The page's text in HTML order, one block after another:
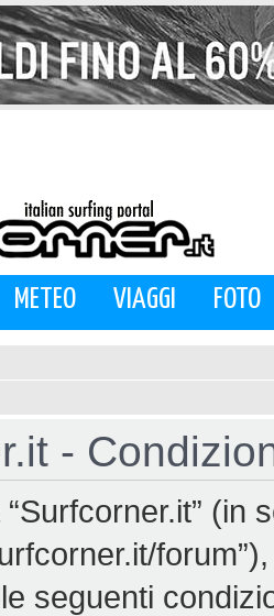
METEO VIAGGI FOTO
-
(in
seguenti